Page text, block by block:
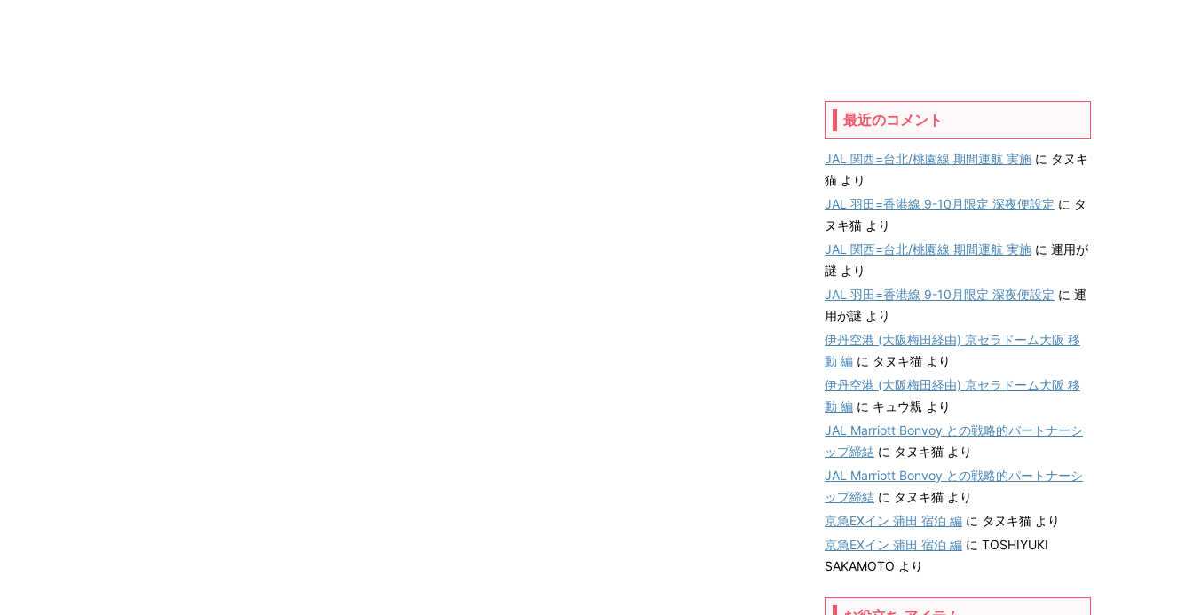
最近のコメント
JAL 関西=台北/桃園線 期間運航 実施 に タヌキ
猫 より
JAL 羽田=香港線 9-10月限定 深夜便設定 に タ
ヌキ猫 より
JAL 関西=台北/桃園線 期間運航 実施 に 運用が
謎 より
JAL 羽田=香港線 9-10月限定 深夜便設定 に 運
用が謎 より
伊丹空港 (大阪梅田経由) 京セラドーム大阪 移
動 編 に タヌキ猫 より
伊丹空港 (大阪梅田経由) 京セラドーム大阪 移
動 編 に キュウ親 より
JAL Marriott Bonvoy との戦略的パートナーシ
ップ締結 に タヌキ猫 より
JAL Marriott Bonvoy との戦略的パートナーシ
ップ締結 に タヌキ猫 より
京急EXイン 蒲田 宿泊 編 に タヌキ猫 より
京急EXイン 蒲田 宿泊 編 に TOSHIYUKI
SAKAMOTO より